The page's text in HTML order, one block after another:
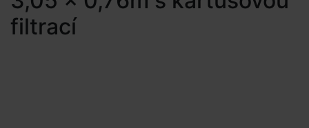
filtrací